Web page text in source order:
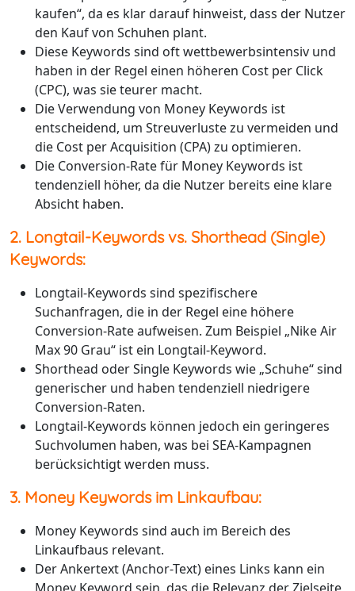
kaufen“, da es klar darauf hinweist, dass der Nutzer
den Kauf von Schuhen plant.
Diese Keywords sind oft wettbewerbsintensiv und
haben in der Regel einen höheren Cost per Click
(CPC), was sie teurer macht.
Die Verwendung von Money Keywords ist
entscheidend, um Streuverluste zu vermeiden und
die Cost per Acquisition (CPA) zu optimieren.
Die Conversion-Rate für Money Keywords ist
tendenziell höher, da die Nutzer bereits eine klare
Absicht haben.
2. Longtail-Keywords vs. Shorthead (Single)
Keywords:
Longtail-Keywords sind spezifischere
Suchanfragen, die in der Regel eine höhere
Conversion-Rate aufweisen. Zum Beispiel „Nike Air
Max 90 Grau“ ist ein Longtail-Keyword.
Shorthead oder Single Keywords wie „Schuhe“ sind
generischer und haben tendenziell niedrigere
Conversion-Raten.
Longtail-Keywords können jedoch ein geringeres
Suchvolumen haben, was bei SEA-Kampagnen
berücksichtigt werden muss.
3. Money Keywords im Linkaufbau:
Money Keywords sind auch im Bereich des
Linkaufbaus relevant.
Der Ankertext (Anchor-Text) eines Links kann ein